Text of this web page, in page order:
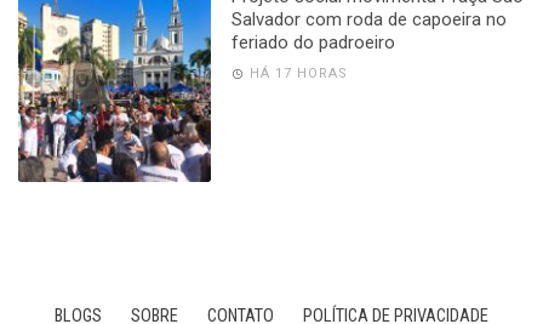
Salvador com roda de capoeira no
feriado do padroeiro
HÁ 17 HORAS
BLOGS SOBRE CONTATO POLÍTICA DE PRIVACIDADE